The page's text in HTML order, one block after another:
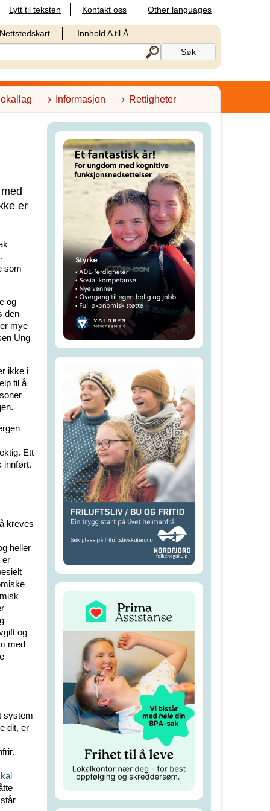
Lytt til teksten Kontakt oss Other languages
Nettstedskart Innhold A til Å
Informasjon Rettigheter
er
som
og
den
mye
Ung
ikke i
til å
Ett
innført.
kreves
heller
er
og
med
system
dit, er